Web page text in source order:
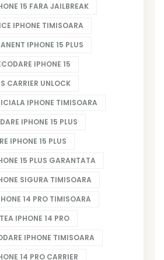
15 FARA JAILBREAK
IPHONE TIMISOARA
IPHONE 15 PLUS
IPHONE 15
CARRIER UNLOCK
IPHONE TIMISOARA
IPHONE 15 PLUS
IPHONE 15 PLUS
15 PLUS GARANTATA
SIGURA TIMISOARA
14 PRO TIMISOARA
IPHONE 14 PRO
IPHONE TIMISOARA
14 PRO CARRIER